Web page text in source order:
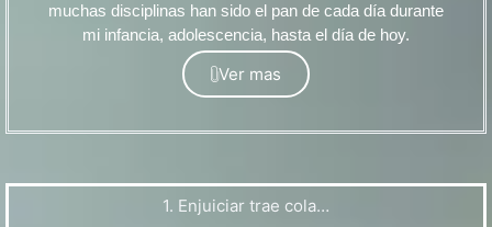
muchas disciplinas han sido el pan de cada día durante
mi infancia, adolescencia, hasta el día de hoy.
Ver mas
1. Enjuiciar trae cola…